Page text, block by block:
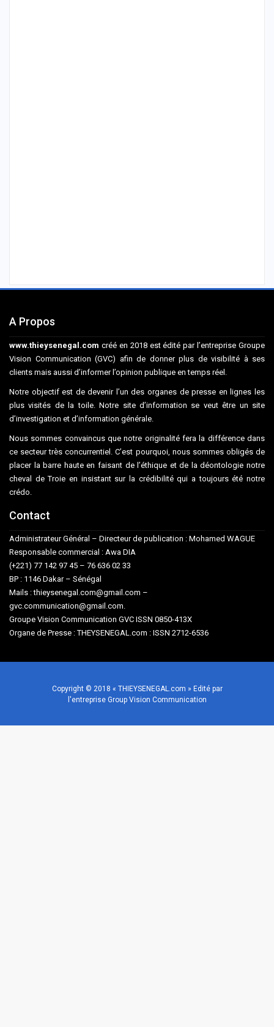
A Propos
www.thieysenegal.com créé en 2018 est édité par l’entreprise Groupe
Vision Communication (GVC) afin de donner plus de visibilité à ses
clients mais aussi d’informer l’opinion publique en temps réel.
Notre objectif est de devenir l’un des organes de presse en lignes les
plus visités de la toile. Notre site d’information se veut être un site
d’investigation et d’information générale.
Nous sommes convaincus que notre originalité fera la différence dans
ce secteur très concurrentiel. C’est pourquoi, nous sommes obligés de
placer la barre haute en faisant de l’éthique et de la déontologie notre
cheval de Troie en insistant sur la crédibilité qui a toujours été notre
crédo.
Contact
Administrateur Général – Directeur de publication : Mohamed WAGUE
Responsable commercial : Awa DIA
(+221) 77 142 97 45 – 76 636 02 33
BP : 1146 Dakar – Sénégal
Mails : thieysenegal.com@gmail.com –
gvc.communication@gmail.com.
Groupe Vision Communication GVC ISSN 0850-413X
Organe de Presse : THEYSENEGAL.com : ISSN 2712-6536
Copyright © 2018 « THIEYSENEGAL.com » Edité par
l'entreprise Group Vision Communication